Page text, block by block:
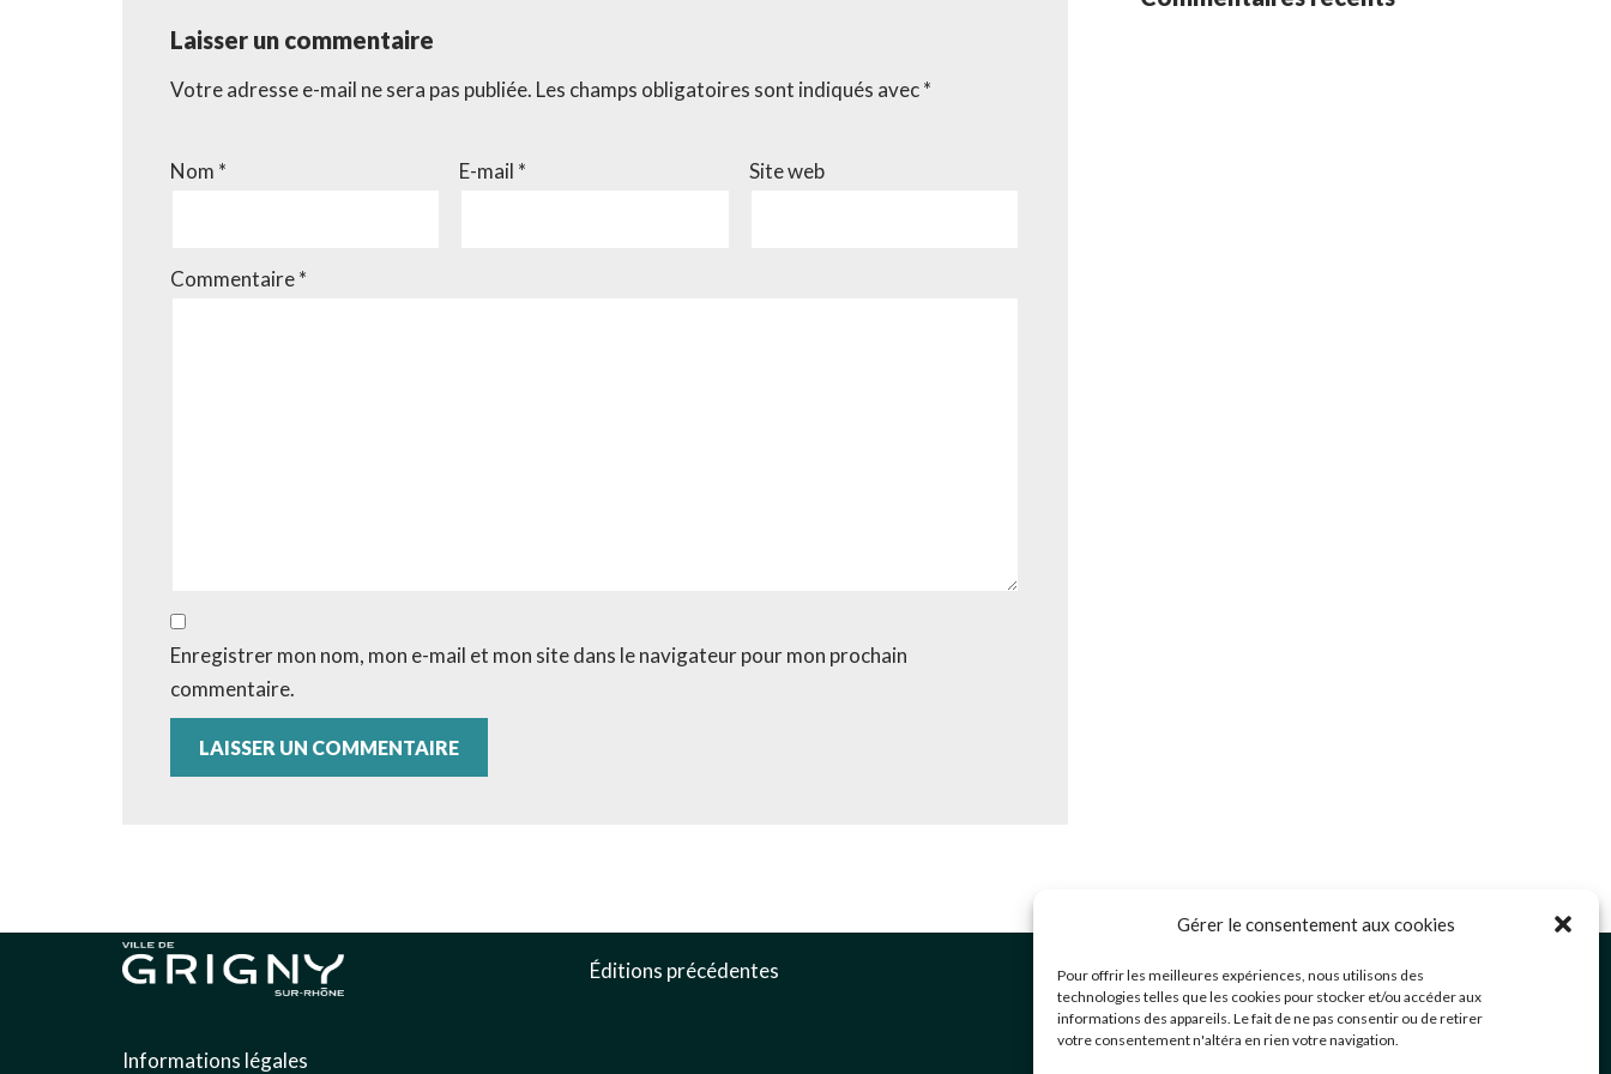
Gérer le consentement aux cookies
Pour offrir les meilleures expériences, nous utilisons des
technologies telles que les cookies pour stocker et/ou accéder aux
informations des appareils. Le fait de ne pas consentir ou de retirer
votre consentement n'altéra en rien votre navigation.
Laisser un commentaire
Votre adresse e-mail ne sera pas publiée. Les champs obligatoires sont indiqués avec*
Nom * E-mail * Site web
Commentaire*
Enregistrer mon nom, mon e-mail et mon site dans le navigateur pour mon prochain
commentaire.
Informations légales
Éditions précédentes
04 72 49 52 49
3 Avenue Jean Estragnat